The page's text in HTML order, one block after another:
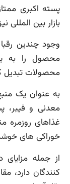
پسته اکبری
بازار بین
وجود چندین
محصول را به
محصولات تبدیل
به عنوان یک
معدنی و فیبر،
غذاهای روزمره
خوراکی های
از جمله
کنندگان دارد،